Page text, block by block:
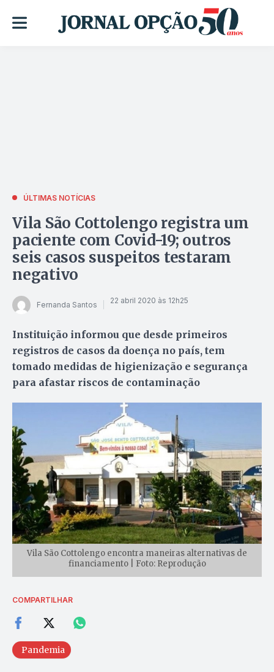
ÚLTIMAS NOTÍCIAS
Vila São Cottolengo registra um
paciente com Covid-19; outros
seis casos suspeitos testaram
negativo
Fernanda Santos 22 abril 2020 às 12h25
Instituição informou que desde primeiros
registros de casos da doença no país, tem
tomado medidas de higienização e segurança
para afastar riscos de contaminação
Vila São Cottolengo encontra maneiras alternativas de
financiamento | Foto: Reprodução
COMPARTILHAR
Pandemia